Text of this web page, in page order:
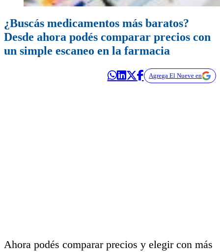
¿Buscás medicamentos más baratos?
Desde ahora podés comparar precios con
un simple escaneo en la farmacia
Agrega El Nueve en
Ahora podés comparar precios y elegir con más